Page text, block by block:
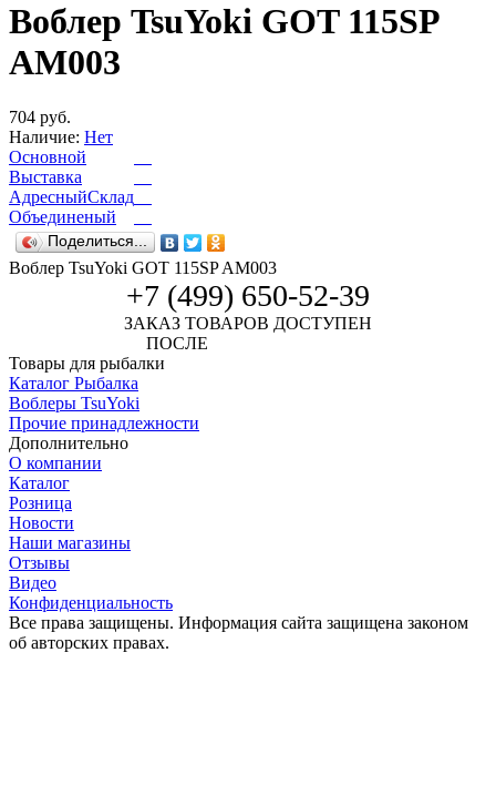
Воблер TsuYoki GOT 115SP
AM003
704 руб.
Наличие: Нет
Основной
Выставка
АдресныйСклад
Объединеный
Поделиться...
Воблер TsuYoki GOT 115SP AM003
+7 (499) 650-52-39
ЗАКАЗ ТОВАРОВ ДОСТУПЕН
ПОСЛЕ
Товары для рыбалки
Каталог Рыбалка
Воблеры TsuYoki
Прочие принадлежности
Дополнительно
О компании
Каталог
Розница
Новости
Наши магазины
Отзывы
Видео
Конфиденциальность
Все права защищены. Информация сайта защищена законом
об авторских правах.